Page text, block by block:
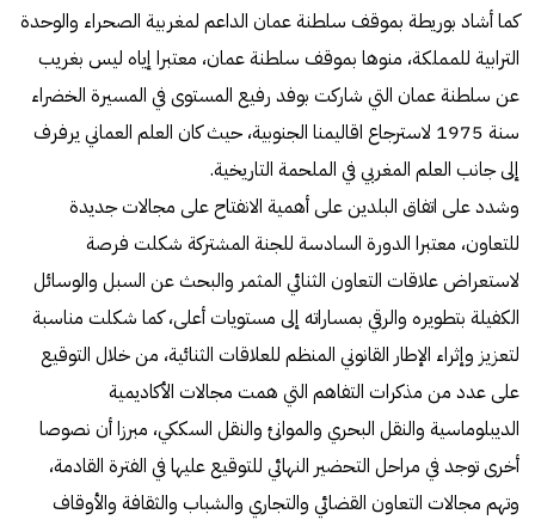
كما أشاد بوريطة بموقف سلطنة عمان الداعم لمغربية الصحراء والوحدة
الترابية للمملكة، منوها بموقف سلطنة عمان، معتبرا إياه ليس بغريب
عن سلطنة عمان التي شاركت بوفد رفيع المستوى في المسيرة الخضراء
سنة 1975 لاسترجاع اقاليمنا الجنوبية، حيث كان العلم العماني يرفرف
إلى جانب العلم المغربي في الملحمة التاريخية.
وشدد على اتفاق البلدين على أهمية الانفتاح على مجالات جديدة
للتعاون، معتبرا الدورة السادسة للجنة المشتركة شكلت فرصة
لاستعراض علاقات التعاون الثنائي المثمر والبحث عن السبل والوسائل
الكفيلة بتطويره والرقي بمساراته إلى مستويات أعلى، كما شكلت مناسبة
لتعزيز وإثراء الإطار القانوني المنظم للعلاقات الثنائية، من خلال التوقيع
على عدد من مذكرات التفاهم التي همت مجالات الأكاديمية
الديبلوماسية والنقل البحري والموانئ والنقل السككي، مبرزا أن نصوصا
أخرى توجد في مراحل التحضير النهائي للتوقيع عليها في الفترة القادمة،
وتهم مجالات التعاون القضائي والتجاري والشباب والثقافة والأوقاف